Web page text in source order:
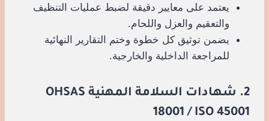
يعتمد على معايير دقيقة لضبط عمليات التنظيف
والتعقيم والعزل واللحام.
يضمن توثيق كل خطوة وختم التقارير النهائية
للمراجعة الداخلية والخارجية.
2. شهادات السلامة المهنية OHSAS
18001 / ISO 45001